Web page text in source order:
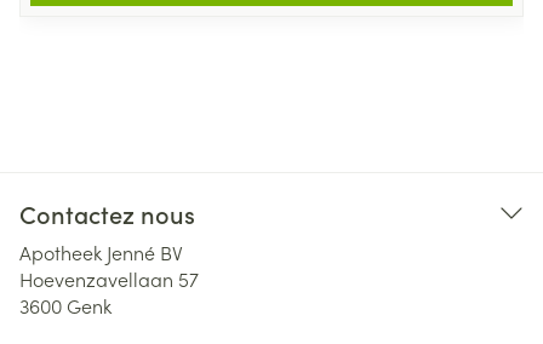
Contactez nous
Apotheek Jenné BV
Hoevenzavellaan 57
3600 Genk